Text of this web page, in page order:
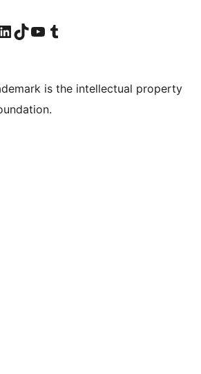
LinkedIn 主页访问我们的 TikTok 账号访问我们的 YouTube 频道 访问我们的 Tumblr 账号
is the intellectual property